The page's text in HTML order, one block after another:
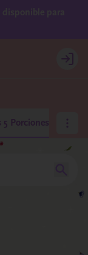
Login
5 Porciones